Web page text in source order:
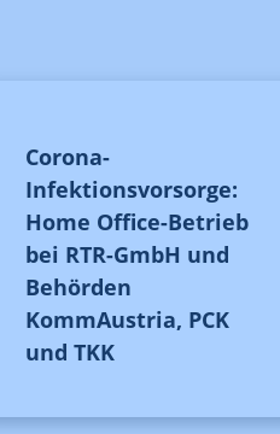
Corona-
Infektionsvorsorge:
Home Office-Betrieb
bei RTR-GmbH und
Behörden
KommAustria, PCK
und TKK